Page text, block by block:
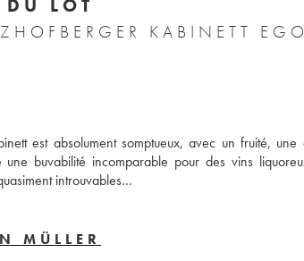
LOT
KABINETT
est absolument somptueux, avec un fruité,
buvabilité incomparable pour des vins
introuvables…
MÜLLER